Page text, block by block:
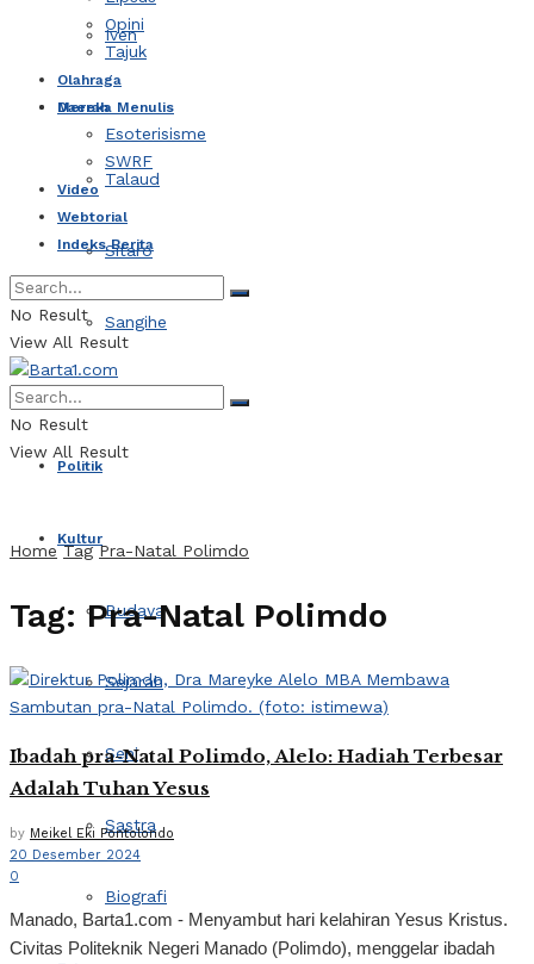
Iven
Daerah
Talaud
Sitaro
Sangihe
Politik
Kultur
Budaya
Sejarah
Seni
Sastra
Biografi
Opini
Tajuk
Olahraga
Mereka Menulis
Esoterisisme
SWRF
Video
Webtorial
Indeks Berita
No Result
View All Result
No Result
View All Result
Home Tag Pra-Natal Polimdo
Tag:Pra-Natal Polimdo
Ibadah pra-Natal Polimdo, Alelo: Hadiah Terbesar
Adalah Tuhan Yesus
by Meikel Eki Pontolondo
20 Desember 2024
0
Manado, Barta1.com - Menyambut hari kelahiran Yesus Kristus.
Civitas Politeknik Negeri Manado (Polimdo), menggelar ibadah